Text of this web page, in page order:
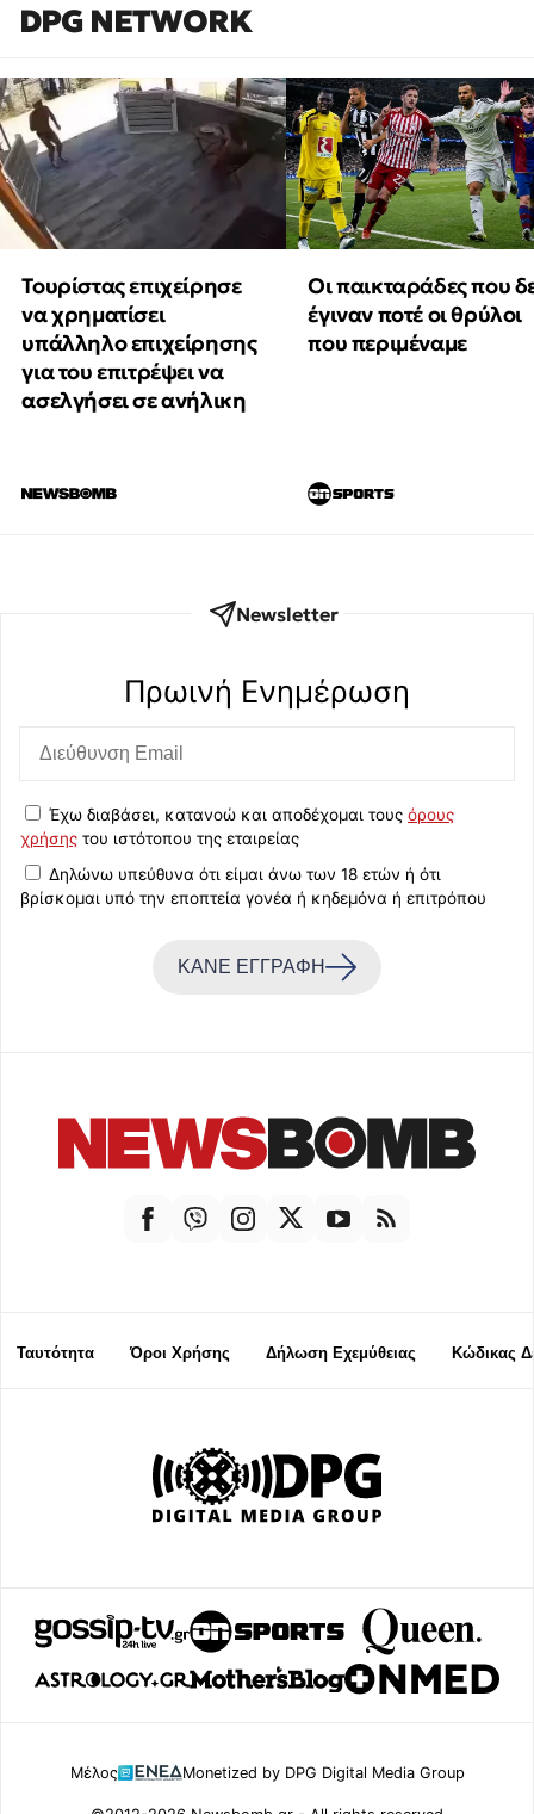
DPG NETWORK
Τουρίστας επιχείρησε
να χρηματίσει
υπάλληλο επιχείρησης
για του επιτρέψει να
ασελγήσει σε ανήλικη
Οι παικταράδες που
έγιναν ποτέ οι θρύλοι
που περιμέναμε
Newsletter
Πρωινή Eνημέρωση
Έχω διαβάσει, κατανοώ και αποδέχομαι τους όρους
χρήσης του ιστότοπου της εταιρείας
Δηλώνω υπεύθυνα ότι είμαι άνω των 18 ετών ή ότι
βρίσκομαι υπό την εποπτεία γονέα ή κηδεμόνα ή επιτρόπου
ΚΑΝΕ ΕΓΓΡΑΦΗ
Ταυτότητα Όροι Χρήσης Δήλωση Εχεμύθειας Κώδικας
Μέλος Monetized by DPG Digital Media Group